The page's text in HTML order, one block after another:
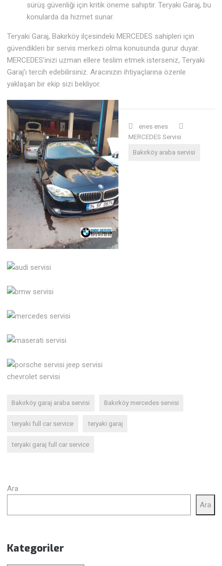
sürüş güvenliği için kritik öneme sahiptir. Teryaki Garaj, bu
konularda da hizmet sunar.
Teryaki Garaj, Bakırköy ilçesindeki MERCEDES sahipleri için
güvendikleri bir servis merkezi olma konusunda gurur duyar.
MERCEDES’inizi uzman ellere teslim etmek isterseniz, Teryaki
Garaj’ı tercih edebilirsiniz. Aracınızın ihtiyaçlarına özenle
yaklaşan bir ekip sizi bekliyor.
enes enes
MERCEDES Servisi
Bakırköy araba servisi
Bakırköy garaj araba servisi Bakırköy mercedes servisi
teryaki full car service teryaki garaj
teryaki garaj full car service
Ara
Ara
Kategoriler